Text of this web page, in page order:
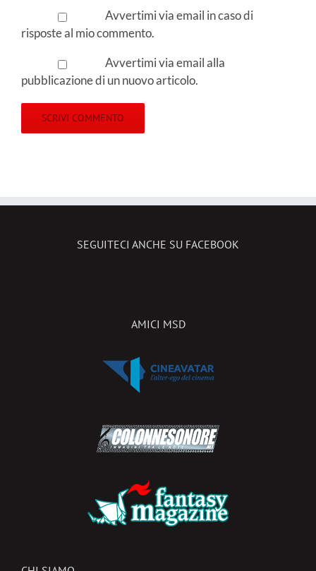
Avvertimi via email in caso di
risposte al mio commento.
Avvertimi via email alla
pubblicazione di un nuovo articolo.
SEGUITECI ANCHE SU FACEBOOK
AMICI MSD